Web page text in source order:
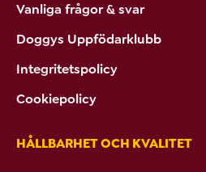
Vanliga frågor & svar
Doggys Uppfödarklubb
Integritetspolicy
Cookiepolicy
HÅLLBARHET OCH KVALITET